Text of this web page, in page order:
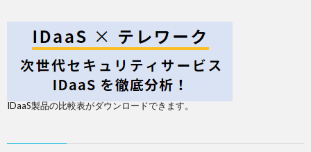
IDaaS製品の比較表がダウンロードできます。